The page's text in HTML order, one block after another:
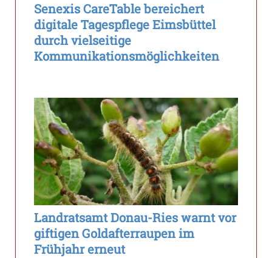
Senexis CareTable bereichert
digitale Tagespflege Eimsbüttel
durch vielseitige
Kommunikationsmöglichkeiten
Landratsamt Donau-Ries warnt vor
giftigen Goldafterraupen im
Frühjahr erneut